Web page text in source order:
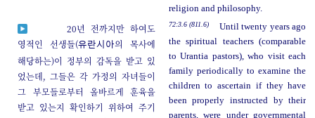
religion and philosophy.
20년 전까지만 하여도
영적인 선생들(유란시아의 목사에
해당하는)이 정부의 감독을 받고 있
었는데, 그들은 각 가정의 자녀들이
그 부모들로부터 올바르게 훈육을
받고 있는지 확인하기 위하여 주기
72:3.6 (811.6)
Until twenty years ago
the spiritual teachers (comparable
to Urantia pastors), who visit each
family periodically to examine the
children to ascertain if they have
been properly instructed by their
parents, were under governmental